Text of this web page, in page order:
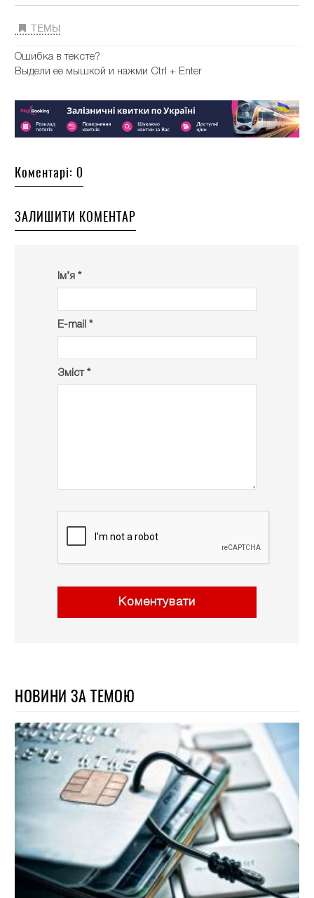
ТЕМЫ
Ошибка в тексте?
Выдели ее мышкой и нажми Ctrl + Enter
Коментарі: 0
ЗАЛИШИТИ КОМЕНТАР
Ім’я *
E-mail *
Зміст *
Коментувати
НОВИНИ ЗА ТЕМОЮ